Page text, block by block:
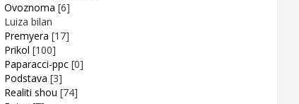
Ovoznoma [6]
Luiza bilan
Premyera [17]
Prikol [100]
Paparacci-ppc [0]
Podstava [3]
Realiti shou [74]